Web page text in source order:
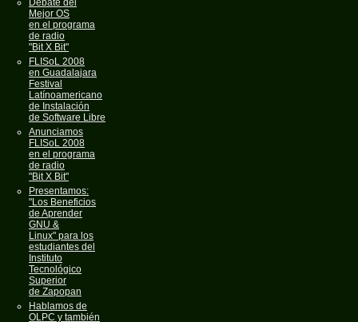
Debate del
Mejor OS
en el programa
de radio
"Bit X Bit"
FLISoL 2008
en Guadalajara
Festival
Latínoamericano
de Instalación
de Software Libre
Anunciamos
FLISoL 2008
en el programa
de radio
"Bit X Bit"
Presentamos:
"Los Beneficios
de Aprender
GNU &
Linux" para los
estudiantes del
Instituto
Tecnológico
Superior
de Zapopan
Hablamos de
OLPC y también